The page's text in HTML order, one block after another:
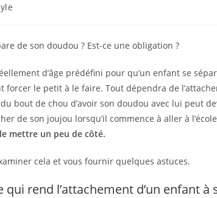
de son doudou ? Est-ce une obligation ?
d’âge prédéfini pour qu’un enfant se
forcer le petit à le faire. Tout dépendra de
bout de chou d’avoir son doudou avec lui peut
de son joujou lorsqu’il commence à aller à
mettre un peu de côté.
cela et vous fournir quelques astuces.
qui rend l’attachement d’un enfant